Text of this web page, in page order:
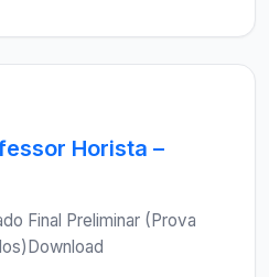
Horista –
Final Preliminar (Prova